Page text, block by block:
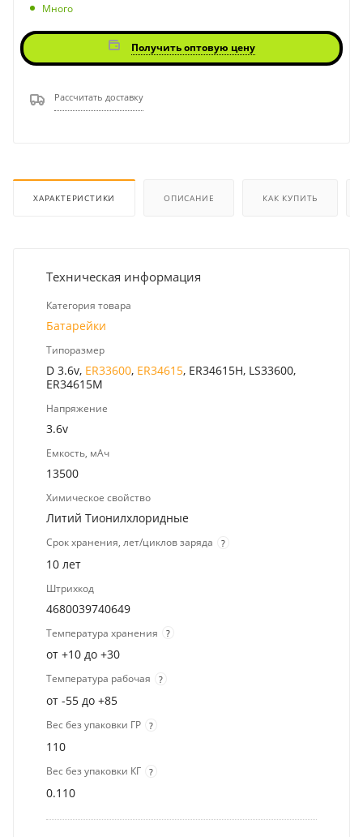
Много
Получить оптовую цену
Рассчитать доставку
ХАРАКТЕРИСТИКИ ОПИСАНИЕ КАК КУПИТЬ
Техническая информация
Категория товара
Батарейки
Типоразмер
D 3.6v, ER33600, ER34615, ER34615H, LS33600,
ER34615M
Напряжение
3.6v
Емкость, мАч
13500
Химическое свойство
Литий Тионилхлоридные
Срок хранения, лет/циклов заряда ?
10 лет
Штрихкод
4680039740649
Температура хранения ?
от +10 до +30
Температура рабочая ?
от -55 до +85
Вес без упаковки ГР ?
110
Вес без упаковки КГ ?
0.110